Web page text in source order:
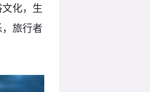
化，生
旅行者